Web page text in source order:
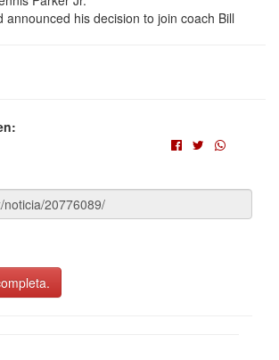
announced his decision to join coach Bill